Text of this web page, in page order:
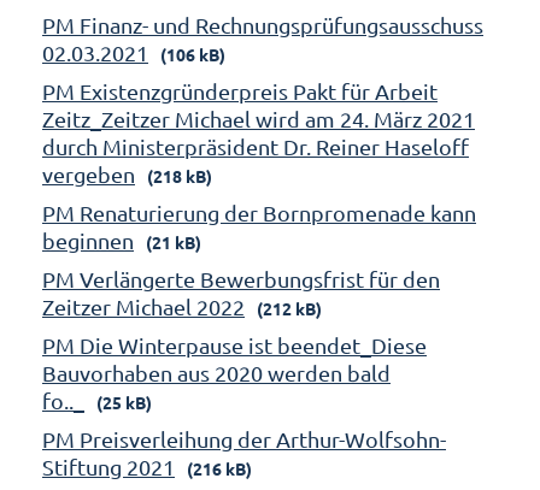
PM Finanz- und Rechnungsprüfungsausschuss
02.03.2021
(106 kB)
PM Existenzgründerpreis Pakt für Arbeit
Zeitz_Zeitzer Michael wird am 24. März 2021
durch Ministerpräsident Dr. Reiner Haseloff
vergeben
(218 kB)
PM Renaturierung der Bornpromenade kann
beginnen
(21 kB)
PM Verlängerte Bewerbungsfrist für den
Zeitzer Michael 2022
(212 kB)
PM Die Winterpause ist beendet_Diese
Bauvorhaben aus 2020 werden bald
fo.._
(25 kB)
PM Preisverleihung der Arthur-Wolfsohn-
Stiftung 2021
(216 kB)